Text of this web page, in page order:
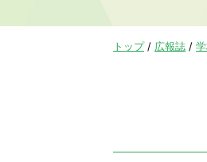
現
トップ/ 広報誌 /